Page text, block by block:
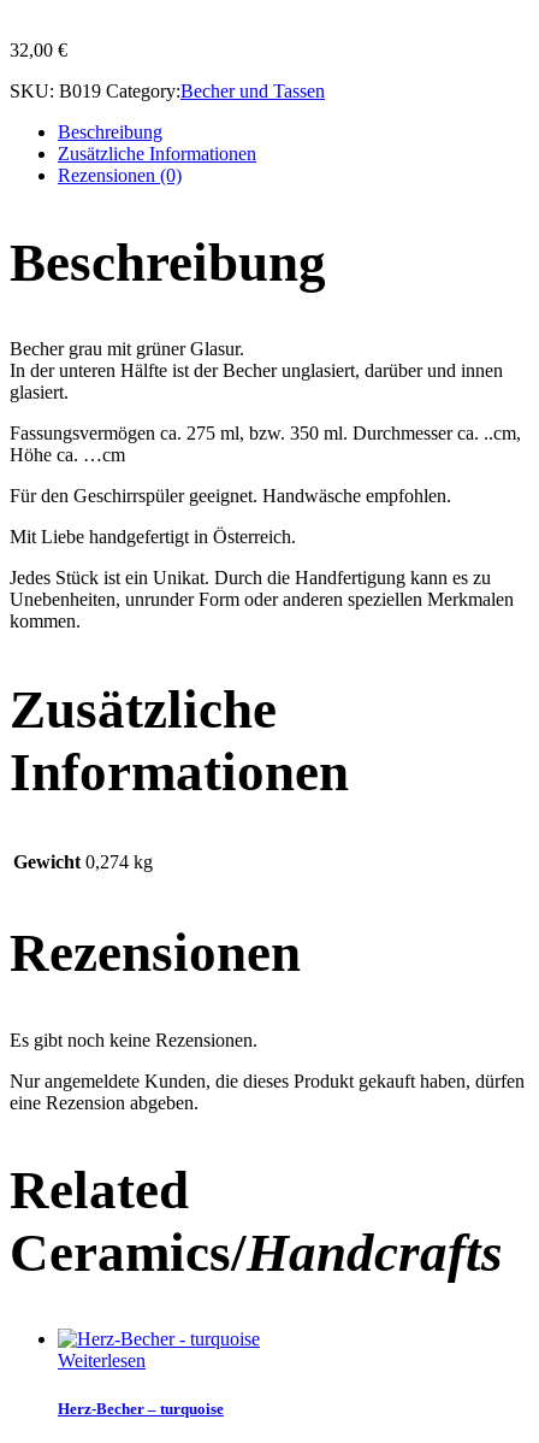
32,00 €
SKU: B019 Category:Becher und Tassen
Beschreibung
Zusätzliche Informationen
Rezensionen (0)
Beschreibung
Becher grau mit grüner Glasur.
In der unteren Hälfte ist der Becher unglasiert, darüber und innen
glasiert.
Fassungsvermögen ca. 275 ml, bzw. 350 ml. Durchmesser ca. ..cm,
Höhe ca. …cm
Für den Geschirrspüler geeignet. Handwäsche empfohlen.
Mit Liebe handgefertigt in Österreich.
Jedes Stück ist ein Unikat. Durch die Handfertigung kann es zu
Unebenheiten, unrunder Form oder anderen speziellen Merkmalen
kommen.
Zusätzliche
Informationen
Gewicht 0,274 kg
Rezensionen
Es gibt noch keine Rezensionen.
Nur angemeldete Kunden, die dieses Produkt gekauft haben, dürfen
eine Rezension abgeben.
Related
Ceramics/Handcrafts
Weiterlesen
Herz-Becher – turquoise